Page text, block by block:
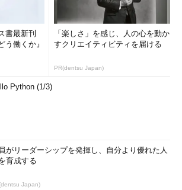
を触ったという方が比較的多い印象です
トしたのですね。学校でPCの授業はあった
校のとき、「Adobe Photoshop」を習いま
でグラフィックスを描いたり動画を見たり
使っていたということですね。もう、普通
ゃんと入っていて、身の回りにあるものだ
書最新刊
働くか』
「楽しさ」を感じ、人の心を動か
すクリエイティビティを届ける
PR(dentsu Japan)
Python (1/3)
がリーダーシップを発揮し、自分より優れた人
育成する
Japan)